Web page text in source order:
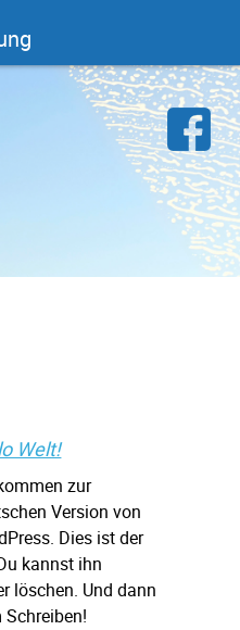
Welt!
zur
Version von
Dies ist der
kannst ihn
löschen. Und dann